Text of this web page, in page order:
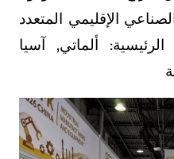
الإقليمي المتعدد
ألماتي, آسيا